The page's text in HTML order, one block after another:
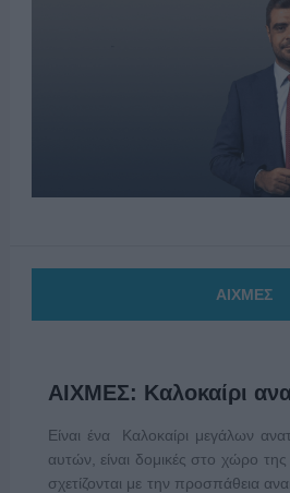
ΑΙΧΜΕΣ
ΑΙΧΜΕΣ: Καλοκαίρι
Είναι ένα Καλοκαίρι μεγάλων
αυτών, είναι δομικές στο χώρο
σχετίζονται με την προσπάθεια